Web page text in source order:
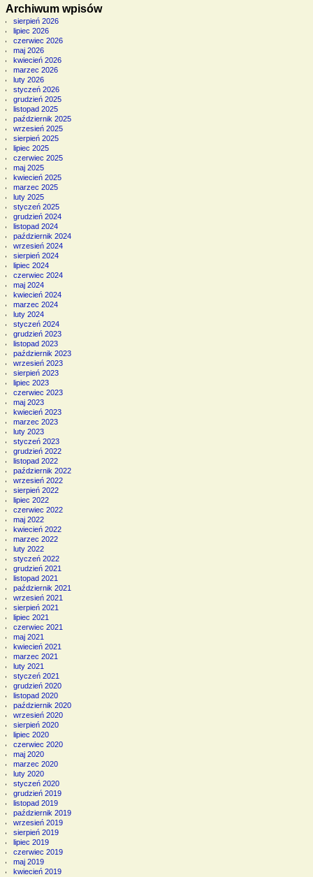
Archiwum wpisów
sierpień 2026
lipiec 2026
czerwiec 2026
maj 2026
kwiecień 2026
marzec 2026
luty 2026
styczeń 2026
grudzień 2025
listopad 2025
październik 2025
wrzesień 2025
sierpień 2025
lipiec 2025
czerwiec 2025
maj 2025
kwiecień 2025
marzec 2025
luty 2025
styczeń 2025
grudzień 2024
listopad 2024
październik 2024
wrzesień 2024
sierpień 2024
lipiec 2024
czerwiec 2024
maj 2024
kwiecień 2024
marzec 2024
luty 2024
styczeń 2024
grudzień 2023
listopad 2023
październik 2023
wrzesień 2023
sierpień 2023
lipiec 2023
czerwiec 2023
maj 2023
kwiecień 2023
marzec 2023
luty 2023
styczeń 2023
grudzień 2022
listopad 2022
październik 2022
wrzesień 2022
sierpień 2022
lipiec 2022
czerwiec 2022
maj 2022
kwiecień 2022
marzec 2022
luty 2022
styczeń 2022
grudzień 2021
listopad 2021
październik 2021
wrzesień 2021
sierpień 2021
lipiec 2021
czerwiec 2021
maj 2021
kwiecień 2021
marzec 2021
luty 2021
styczeń 2021
grudzień 2020
listopad 2020
październik 2020
wrzesień 2020
sierpień 2020
lipiec 2020
czerwiec 2020
maj 2020
marzec 2020
luty 2020
styczeń 2020
grudzień 2019
listopad 2019
październik 2019
wrzesień 2019
sierpień 2019
lipiec 2019
czerwiec 2019
maj 2019
kwiecień 2019